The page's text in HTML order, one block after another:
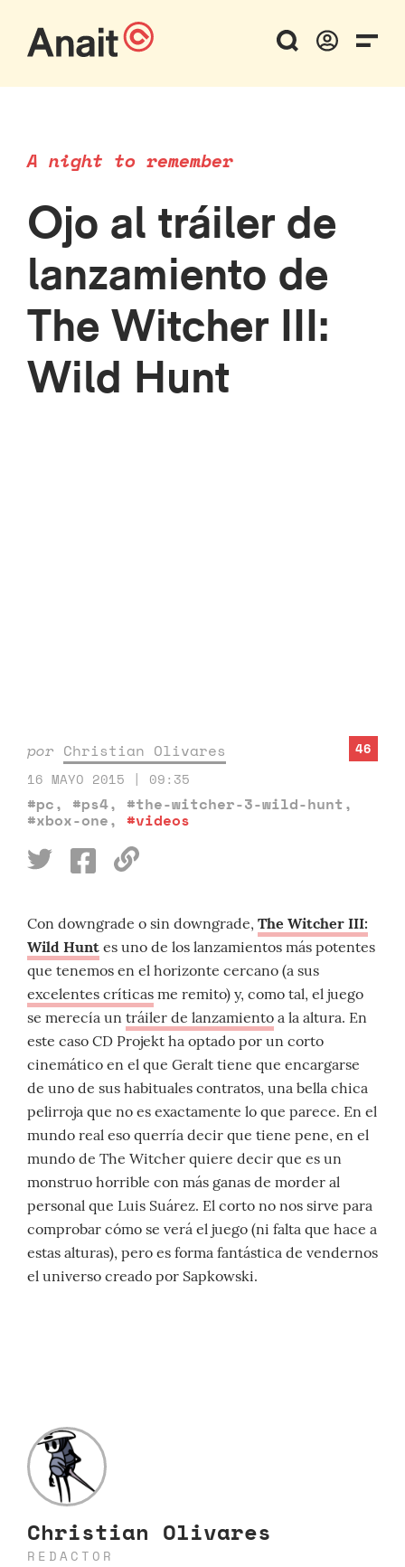
A night to remember
Ojo al tráiler de
lanzamiento de
The Witcher III:
Wild Hunt
por Christian Olivares
16 MAYO 2015 | 09:35
#pc, #ps4, #the-witcher-3-wild-hunt,
#xbox-one, #videos
46
Con downgrade o sin downgrade, The Witcher III:
Wild Hunt es uno de los lanzamientos más potentes
que tenemos en el horizonte cercano (a sus
excelentes críticas me remito) y, como tal, el juego
se merecía un tráiler de lanzamiento a la altura. En
este caso CD Projekt ha optado por un corto
cinemático en el que Geralt tiene que encargarse
de uno de sus habituales contratos, una bella chica
pelirroja que no es exactamente lo que parece. En el
mundo real eso querría decir que tiene pene, en el
mundo de The Witcher quiere decir que es un
monstruo horrible con más ganas de morder al
personal que Luis Suárez. El corto no nos sirve para
comprobar cómo se verá el juego (ni falta que hace a
estas alturas), pero es forma fantástica de vendernos
el universo creado por Sapkowski.
Christian Olivares
REDACTOR